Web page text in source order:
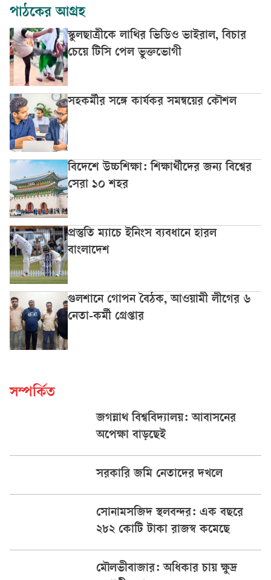
পাঠকের আগ্রহ
স্কুলছাত্রীকে লাথির ভিডিও ভাইরাল, বিচার
চেয়ে টিসি পেল ভুক্তভোগী
সহকর্মীর সঙ্গে কার্যকর সমন্বয়ের কৌশল
বিদেশে উচ্চশিক্ষা: শিক্ষার্থীদের জন্য বিশ্বের
সেরা ১০ শহর
প্রস্তুতি ম্যাচে ইনিংস ব্যবধানে হারল
বাংলাদেশ
গুলশানে গোপন বৈঠক, আওয়ামী লীগের ৬
নেতা-কর্মী গ্রেপ্তার
সম্পর্কিত
জগন্নাথ বিশ্ববিদ্যালয়: আবাসনের
অপেক্ষা বাড়ছেই
সরকারি জমি নেতাদের দখলে
সোনামসজিদ স্থলবন্দর: এক বছরে
২৮২ কোটি টাকা রাজস্ব কমেছে
মৌলভীবাজার: অধিকার চায় ক্ষুদ্র